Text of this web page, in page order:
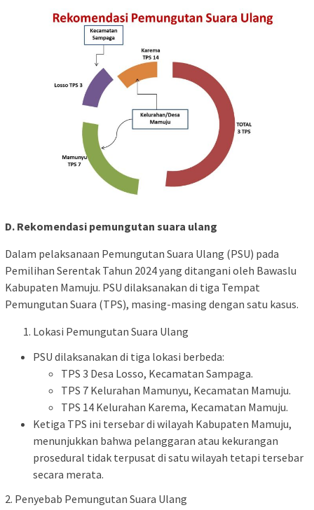
D. Rekomendasi pemungutan suara ulang
Dalam pelaksanaan Pemungutan Suara Ulang (PSU) pada
Pemilihan Serentak Tahun 2024 yang ditangani oleh Bawaslu
Kabupaten Mamuju. PSU dilaksanakan di tiga Tempat
Pemungutan Suara (TPS), masing-masing dengan satu kasus.
Lokasi Pemungutan Suara Ulang
PSU dilaksanakan di tiga lokasi berbeda:
TPS 3 Desa Losso, Kecamatan Sampaga.
TPS 7 Kelurahan Mamunyu, Kecamatan Mamuju.
TPS 14 Kelurahan Karema, Kecamatan Mamuju.
Ketiga TPS ini tersebar di wilayah Kabupaten Mamuju,
menunjukkan bahwa pelanggaran atau kekurangan
prosedural tidak terpusat di satu wilayah tetapi tersebar
secara merata.
2. Penyebab Pemungutan Suara Ulang